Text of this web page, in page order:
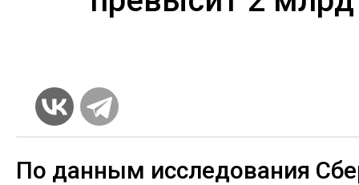
По данным исследования